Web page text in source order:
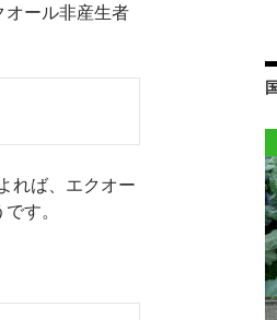
オール非産生者
れば、エクオー
す。